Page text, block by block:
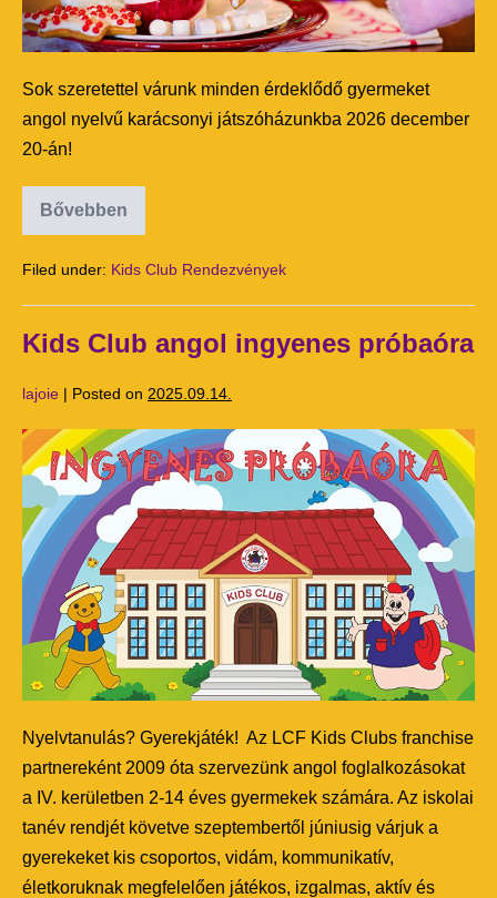
Sok szeretettel várunk minden érdeklődő gyermeket
angol nyelvű karácsonyi játszóházunkba 2026 december
20-án!
Bővebben
Filed under: Kids Club Rendezvények
Kids Club angol ingyenes próbaóra
lajoie | Posted on 2025.09.14.
Nyelvtanulás? Gyerekjáték! Az LCF Kids Clubs franchise
partnereként 2009 óta szervezünk angol foglalkozásokat
a IV. kerületben 2-14 éves gyermekek számára. Az iskolai
tanév rendjét követve szeptembertől júniusig várjuk a
gyerekeket kis csoportos, vidám, kommunikatív,
életkoruknak megfelelően játékos, izgalmas, aktív és